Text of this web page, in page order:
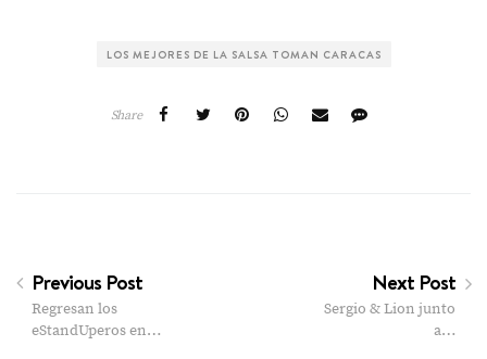
LOS MEJORES DE LA SALSA TOMAN CARACAS
Share
Previous Post
Regresan los
eStandUperos en…
Next Post
Sergio & Lion junto
a…